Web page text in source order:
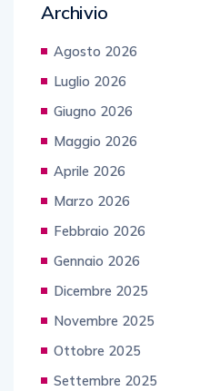
Archivio
Agosto 2026
Luglio 2026
Giugno 2026
Maggio 2026
Aprile 2026
Marzo 2026
Febbraio 2026
Gennaio 2026
Dicembre 2025
Novembre 2025
Ottobre 2025
Settembre 2025